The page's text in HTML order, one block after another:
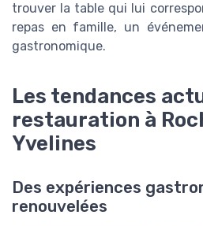
trouver la table qui lui
repas en famille, un
gastronomique.
Les tendances
restauration à
Yvelines
Des expériences
renouvelées